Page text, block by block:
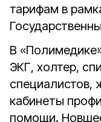
тарифам в
В
ЭКГ, холтер,
специалистов,
кабинеты
помощи.